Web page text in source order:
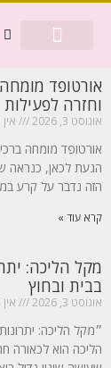
אורטופד
וחזרה לפעילות
אוגוסט 3, 2026
אורטופד מומחה
הגעת לכאן, כנראה
הזה נדבר על קרע
קרא עוד »
מקל הליכה:
בבית ובחוץ
אוגוסט 3, 2026
״מקל הליכה:
הליכה הוא לכאורה